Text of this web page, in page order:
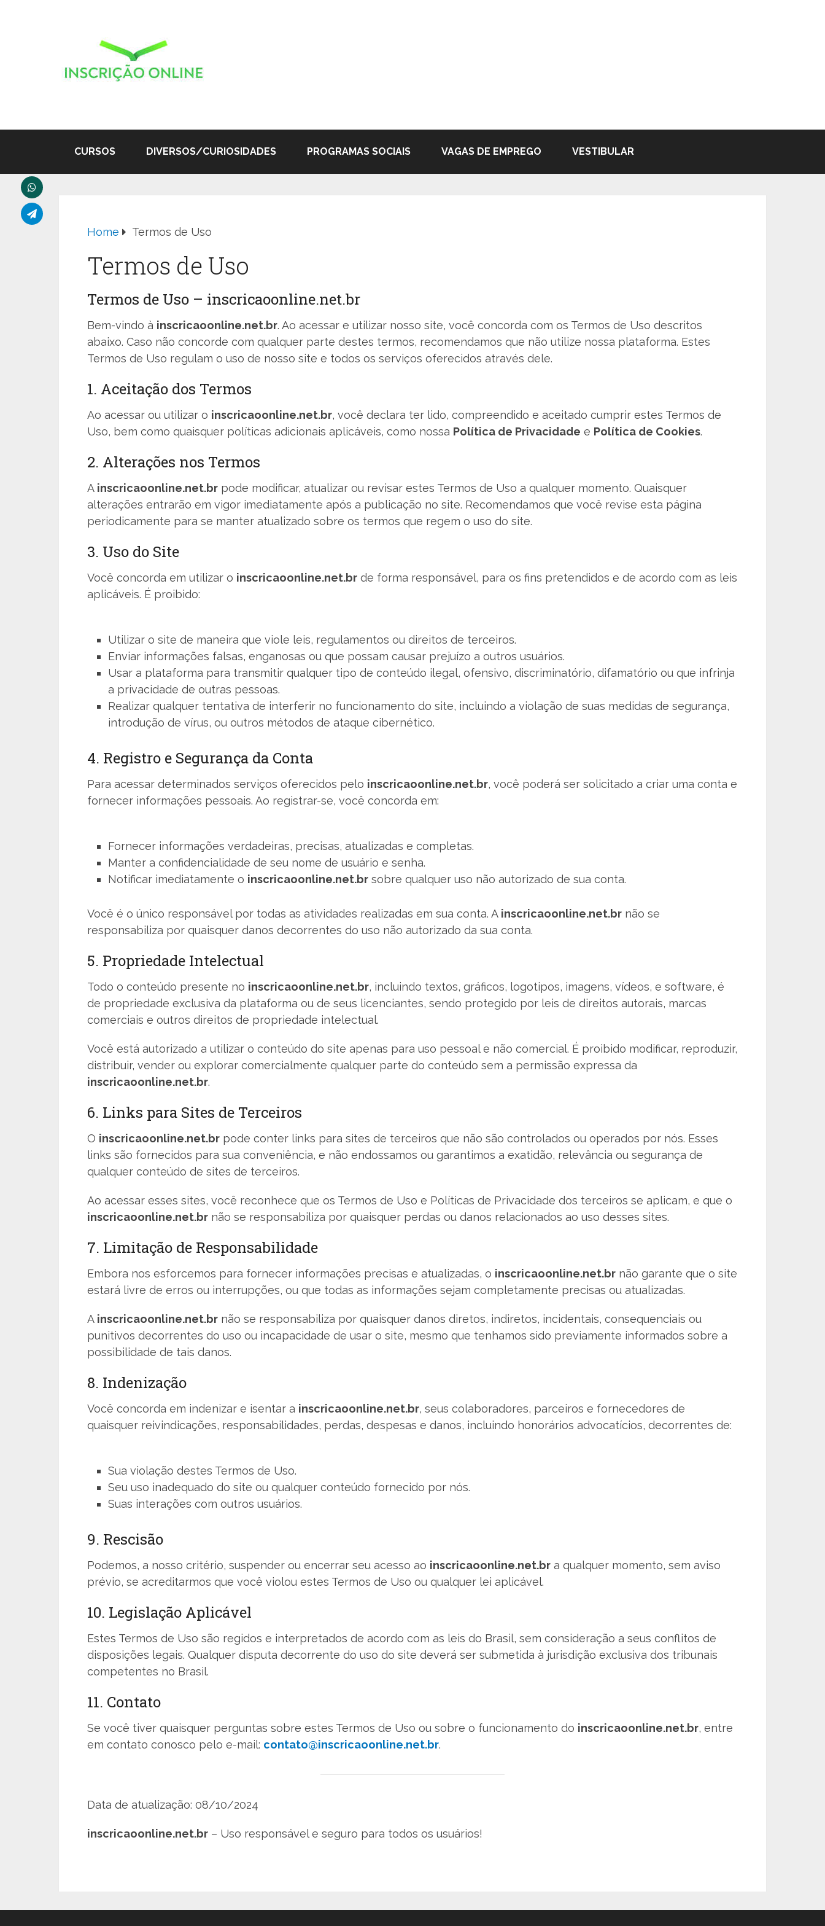
CURSOS DIVERSOS/CURIOSIDADES PROGRAMAS SOCIAIS VAGAS DE EMPREGO VESTIBULAR
Home Termos de Uso
Termos de Uso
Termos de Uso – inscricaoonline.net.br
Bem-vindo à inscricaoonline.net.br. Ao acessar e utilizar nosso site, você concorda com os Termos de Uso descritos
abaixo. Caso não concorde com qualquer parte destes termos, recomendamos que não utilize nossa plataforma. Estes
Termos de Uso regulam o uso de nosso site e todos os serviços oferecidos através dele.
1. Aceitação dos Termos
Ao acessar ou utilizar o inscricaoonline.net.br, você declara ter lido, compreendido e aceitado cumprir estes Termos de
Uso, bem como quaisquer políticas adicionais aplicáveis, como nossa Política de Privacidade e Política de Cookies.
2. Alterações nos Termos
A inscricaoonline.net.br pode modificar, atualizar ou revisar estes Termos de Uso a qualquer momento. Quaisquer
alterações entrarão em vigor imediatamente após a publicação no site. Recomendamos que você revise esta página
periodicamente para se manter atualizado sobre os termos que regem o uso do site.
3. Uso do Site
Você concorda em utilizar o inscricaoonline.net.br de forma responsável, para os fins pretendidos e de acordo com as leis
aplicáveis. É proibido:
Utilizar o site de maneira que viole leis, regulamentos ou direitos de terceiros.
Enviar informações falsas, enganosas ou que possam causar prejuízo a outros usuários.
Usar a plataforma para transmitir qualquer tipo de conteúdo ilegal, ofensivo, discriminatório, difamatório ou que infrinja
a privacidade de outras pessoas.
Realizar qualquer tentativa de interferir no funcionamento do site, incluindo a violação de suas medidas de segurança,
introdução de vírus, ou outros métodos de ataque cibernético.
4. Registro e Segurança da Conta
Para acessar determinados serviços oferecidos pelo inscricaoonline.net.br, você poderá ser solicitado a criar uma conta e
fornecer informações pessoais. Ao registrar-se, você concorda em:
Fornecer informações verdadeiras, precisas, atualizadas e completas.
Manter a confidencialidade de seu nome de usuário e senha.
Notificar imediatamente o inscricaoonline.net.br sobre qualquer uso não autorizado de sua conta.
Você é o único responsável por todas as atividades realizadas em sua conta. A inscricaoonline.net.br não se
responsabiliza por quaisquer danos decorrentes do uso não autorizado da sua conta.
5. Propriedade Intelectual
Todo o conteúdo presente no inscricaoonline.net.br, incluindo textos, gráficos, logotipos, imagens, vídeos, e software, é
de propriedade exclusiva da plataforma ou de seus licenciantes, sendo protegido por leis de direitos autorais, marcas
comerciais e outros direitos de propriedade intelectual.
Você está autorizado a utilizar o conteúdo do site apenas para uso pessoal e não comercial. É proibido modificar, reproduzir,
distribuir, vender ou explorar comercialmente qualquer parte do conteúdo sem a permissão expressa da
inscricaoonline.net.br.
6. Links para Sites de Terceiros
O inscricaoonline.net.br pode conter links para sites de terceiros que não são controlados ou operados por nós. Esses
links são fornecidos para sua conveniência, e não endossamos ou garantimos a exatidão, relevância ou segurança de
qualquer conteúdo de sites de terceiros.
Ao acessar esses sites, você reconhece que os Termos de Uso e Políticas de Privacidade dos terceiros se aplicam, e que o
inscricaoonline.net.br não se responsabiliza por quaisquer perdas ou danos relacionados ao uso desses sites.
7. Limitação de Responsabilidade
Embora nos esforcemos para fornecer informações precisas e atualizadas, o inscricaoonline.net.br não garante que o site
estará livre de erros ou interrupções, ou que todas as informações sejam completamente precisas ou atualizadas.
A inscricaoonline.net.br não se responsabiliza por quaisquer danos diretos, indiretos, incidentais, consequenciais ou
punitivos decorrentes do uso ou incapacidade de usar o site, mesmo que tenhamos sido previamente informados sobre a
possibilidade de tais danos.
8. Indenização
Você concorda em indenizar e isentar a inscricaoonline.net.br, seus colaboradores, parceiros e fornecedores de
quaisquer reivindicações, responsabilidades, perdas, despesas e danos, incluindo honorários advocatícios, decorrentes de:
Sua violação destes Termos de Uso.
Seu uso inadequado do site ou qualquer conteúdo fornecido por nós.
Suas interações com outros usuários.
9. Rescisão
Podemos, a nosso critério, suspender ou encerrar seu acesso ao inscricaoonline.net.br a qualquer momento, sem aviso
prévio, se acreditarmos que você violou estes Termos de Uso ou qualquer lei aplicável.
10. Legislação Aplicável
Estes Termos de Uso são regidos e interpretados de acordo com as leis do Brasil, sem consideração a seus conflitos de
disposições legais. Qualquer disputa decorrente do uso do site deverá ser submetida à jurisdição exclusiva dos tribunais
competentes no Brasil.
11. Contato
Se você tiver quaisquer perguntas sobre estes Termos de Uso ou sobre o funcionamento do inscricaoonline.net.br, entre
em contato conosco pelo e-mail: contato@inscricaoonline.net.br.
Data de atualização: 08/10/2024
inscricaoonline.net.br – Uso responsável e seguro para todos os usuários!